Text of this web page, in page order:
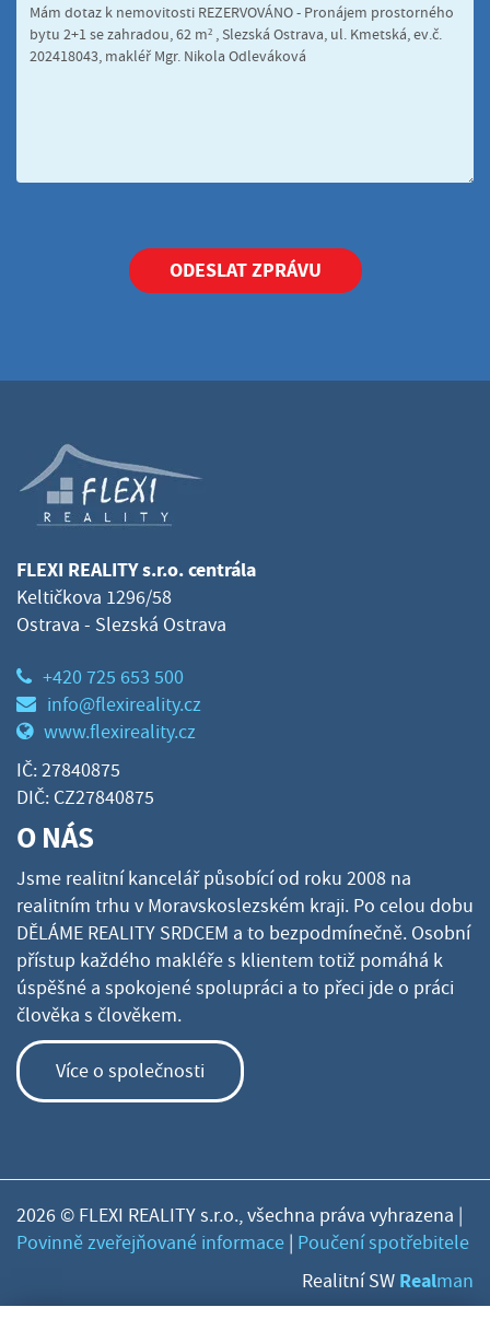
ODESLAT ZPRÁVU
FLEXI REALITY s.r.o. centrála
Keltičkova 1296/58
Ostrava - Slezská Ostrava
+420 725 653 500
info@flexireality.cz
www.flexireality.cz
IČ: 27840875
DIČ: CZ27840875
O NÁS
Jsme realitní kancelář působící od roku 2008 na
realitním trhu v Moravskoslezském kraji. Po celou dobu
DĚLÁME REALITY SRDCEM a to bezpodmínečně. Osobní
přístup každého makléře s klientem totiž pomáhá k
úspěšné a spokojené spolupráci a to přeci jde o práci
člověka s člověkem.
Více o společnosti
2026 © FLEXI REALITY s.r.o., všechna práva vyhrazena |
Povinně zveřejňované informace | Poučení spotřebitele
Realitní SW Realman